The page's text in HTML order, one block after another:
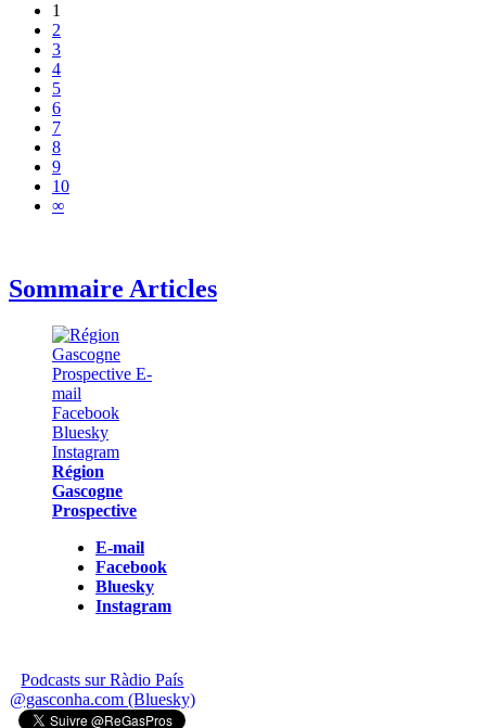
1
2
3
4
5
6
7
8
9
10
∞
Sommaire Articles
Région
Gascogne
Prospective
E-mail
Facebook
Bluesky
Instagram
Podcasts sur Ràdio País
@gasconha.com (Bluesky)